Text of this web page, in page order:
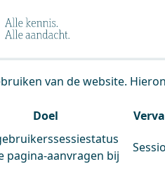
van de website te
van de website.
Doel
pagina-aanvragen bij